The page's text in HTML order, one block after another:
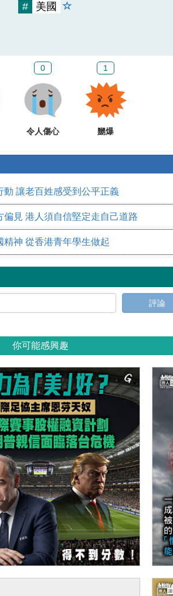
# 美國
0
令人傷心
1
嬲爆
動 讓老百姓感受到公平正義
偏見 港人須自信堅定走自己道路
精神 從香港青年學生做起
評論
你可能感興趣